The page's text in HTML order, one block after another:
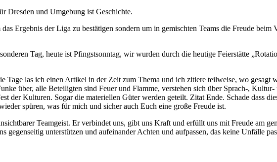
Dresden und Umgebung ist Geschichte.
Ergebnis der Liga zu bestätigen sondern um in gemischten Teams die Freude
Tag, heute ist Pfingstsonntag, wir wurden durch die heutige Feierstätte
Tage las ich einen Artikel in der Zeit zum Thema und ich zitiere teilweise, wo gesagt
über, alle Beteiligten sind Feuer und Flamme, verstehen sich über Sprach-,
der Kulturen. Sogar die materiellen Güter werden geteilt. Zitat Ende. Schade dass
spüren, was für mich und sicher auch Euch eine große Freude ist.
Teamgeist. Er verbindet uns, gibt uns Kraft und erfüllt uns mit Freude am
gegenseitig unterstützen und aufeinander Achten und aufpassen, das keine Unfälle